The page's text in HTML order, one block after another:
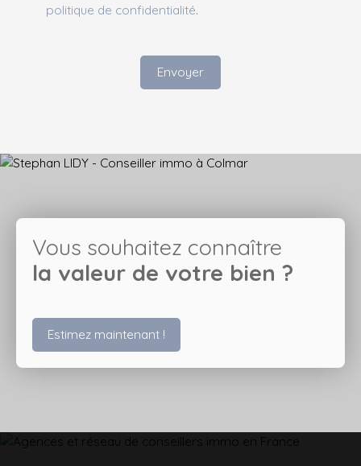
politique de confidentialité.
Envoyer
Vous souhaitez connaître
la valeur de votre bien ?
Estimez maintenant !